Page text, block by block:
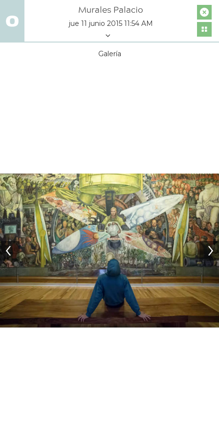
Murales Palacio
jue 11 junio 2015 11:54 AM
Galería